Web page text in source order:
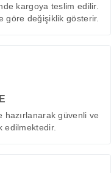
kargoya teslim edilir.
göre değişiklik gösterir.
güvenli ve
edilmektedir.